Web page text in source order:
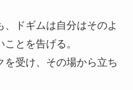
、ドギムは自分はそのよ
とを告げる。
を受け、その場から立ち